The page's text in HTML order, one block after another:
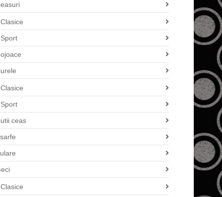
Clasice
Sport
Clasice
Sport
ceas
Clasice